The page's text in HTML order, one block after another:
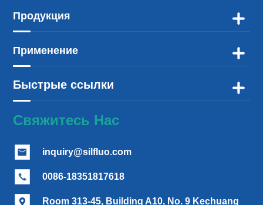
Продукция 
Применение 
Быстрые ссылки 
Свяжитесь Нас
 inquiry@silfluo.com
 0086-18351817618
 Room 313-45, Building A10, No. 9 Kechuang